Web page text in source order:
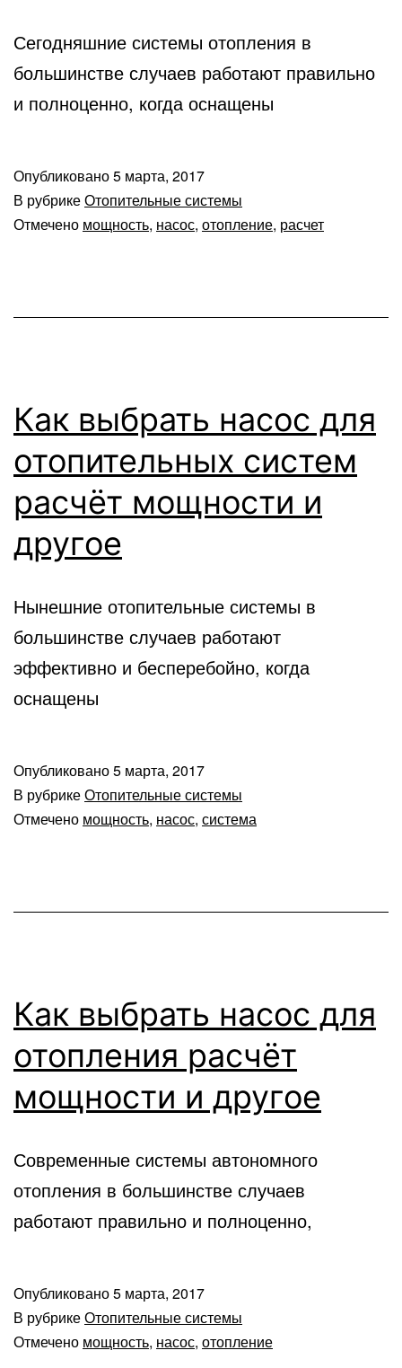
Сегодняшние системы отопления в
большинстве случаев работают правильно
и полноценно, когда оснащены
Опубликовано5 марта, 2017
В рубрикеОтопительные системы
Отмечено мощность, насос, отопление, расчет
Как выбрать насос для
отопительных систем
расчёт мощности и
другое
Нынешние отопительные системы в
большинстве случаев работают
эффективно и бесперебойно, когда
оснащены
Опубликовано5 марта, 2017
В рубрикеОтопительные системы
Отмечено мощность, насос, система
Как выбрать насос для
отопления расчёт
мощности и другое
Современные системы автономного
отопления в большинстве случаев
работают правильно и полноценно,
Опубликовано5 марта, 2017
В рубрикеОтопительные системы
Отмечено мощность, насос, отопление